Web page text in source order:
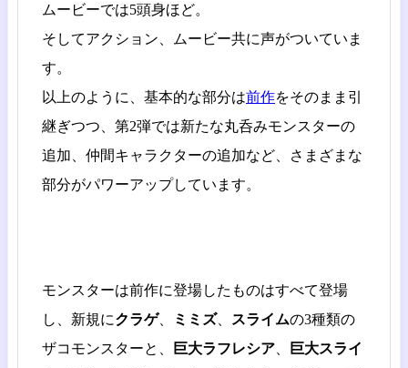
ムービーでは5頭身ほど。
そしてアクション、ムービー共に声がついていま
す。
以上のように、基本的な部分は前作をそのまま引
継ぎつつ、第2弾では新たな丸呑みモンスターの
追加、仲間キャラクターの追加など、さまざまな
部分がパワーアップしています。
モンスターは前作に登場したものはすべて登場
し、新規にクラゲ、 ミミズ、 スライムの3種類の
ザコモンスターと、
巨大ラフレシア
巨大スライ